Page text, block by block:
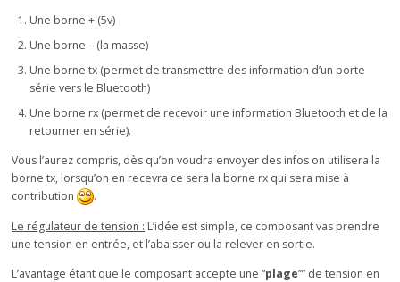
Une borne + (5v)
Une borne – (la masse)
Une borne tx (permet de transmettre des information d’un porte
série vers le Bluetooth)
Une borne rx (permet de recevoir une information Bluetooth et de la
retourner en série).
Vous l’aurez compris, dès qu’on voudra envoyer des infos on utilisera la
borne tx, lorsqu’on en recevra ce sera la borne rx qui sera mise à
contribution
.
Le régulateur de tension : L’idée est simple, ce composant vas prendre
une tension en entrée, et l’abaisser ou la relever en sortie.
L’avantage étant que le composant accepte une “plage’’” de tension en